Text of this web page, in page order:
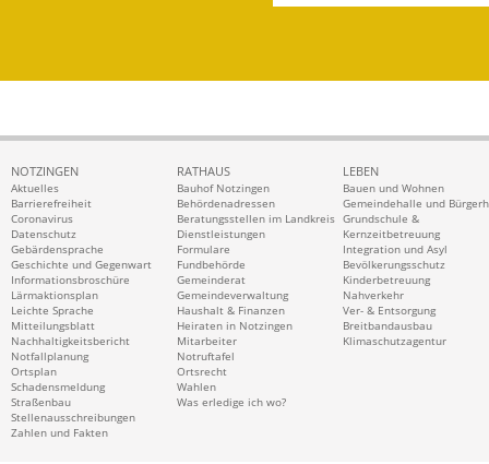
NOTZINGEN
Aktuelles
Barrierefreiheit
Coronavirus
Datenschutz
Gebärdensprache
Geschichte und Gegenwart
Informationsbroschüre
Lärmaktionsplan
Leichte Sprache
Mitteilungsblatt
Nachhaltigkeitsbericht
Notfallplanung
Ortsplan
Schadensmeldung
Straßenbau
Stellenausschreibungen
Zahlen und Fakten
RATHAUS
Bauhof Notzingen
Behördenadressen
Beratungsstellen im Landkreis
Dienstleistungen
Formulare
Fundbehörde
Gemeinderat
Gemeindeverwaltung
Haushalt & Finanzen
Heiraten in Notzingen
Mitarbeiter
Notruftafel
Ortsrecht
Wahlen
Was erledige ich wo?
LEBEN
Bauen und Wohnen
Gemeindehalle und
Grundschule &
Kernzeitbetreuung
Integration und Asyl
Bevölkerungsschutz
Kinderbetreuung
Nahverkehr
Ver- & Entsorgung
Breitbandausbau
Klimaschutzagentur